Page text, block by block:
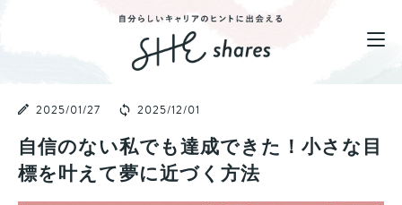
2025/01/27 2025/12/01
自信のない私でも達成できた！小さな目
標を叶えて夢に近づく方法